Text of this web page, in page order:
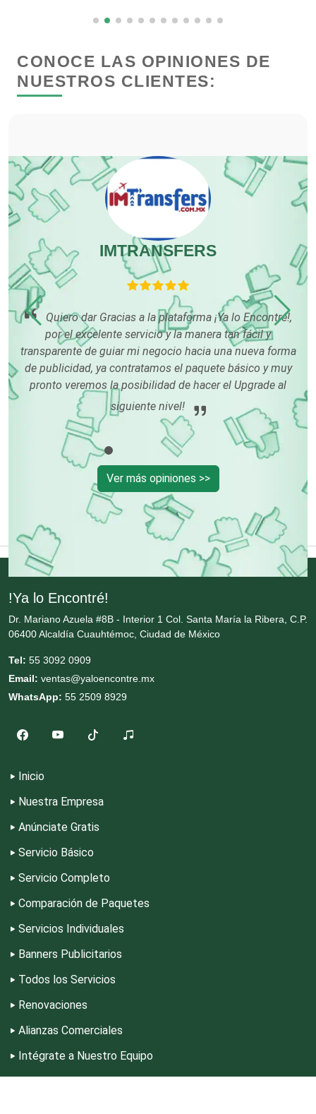
Electricidad y Plomería
Electrónica
Elevadores y Ascensores
Empaques y Embalajes
Empresas de Limpieza
Energía Solar
Enfermedades de la Piel
Enfermeras
Envases y Empaques
Equipos contra Incendios
Equipos Médicos
Escuelas de Artes
Escuelas de Idiomas
Escuelas de Manejo
Escuelas de Masaje y Quiropráctica
Estéticas
CONOCE LAS OPINIONES DE
NUESTROS CLIENTES:
IMTRANSFERS
Quiero dar Gracias a la plataforma ¡Ya lo Encontré!,
por el excelente servicio y la manera tan fácil y
transparente de guiar mi negocio hacia una nueva forma
de publicidad, ya contratamos el paquete básico y muy
pronto veremos la posibilidad de hacer el Upgrade al
siguiente nivel!
Ver más opiniones >>
!Ya lo Encontré!
Dr. Mariano Azuela #8B - Interior 1 Col. Santa María la Ribera, C.P.
06400 Alcaldía Cuauhtémoc, Ciudad de México
Tel: 55 3092 0909
Email: ventas@yaloencontre.mx
WhatsApp: 55 2509 8929
Inicio
Nuestra Empresa
Anúnciate Gratis
Servicio Básico
Servicio Completo
Comparación de Paquetes
Servicios Individuales
Banners Publicitarios
Todos los Servicios
Renovaciones
Alianzas Comerciales
Intégrate a Nuestro Equipo
Política de Privacidad